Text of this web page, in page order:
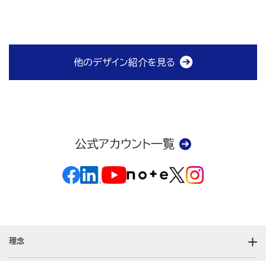
他のデザイン紹介を見る
公式アカウント一覧
理念